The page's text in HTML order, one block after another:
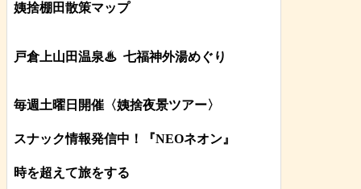
姨捨棚田散策マップ
戸倉上山田温泉♨ 七福神外湯めぐり
毎週土曜日開催〈姨捨夜景ツアー〉
スナック情報発信中！『NEOネオン』
時を超えて旅をする